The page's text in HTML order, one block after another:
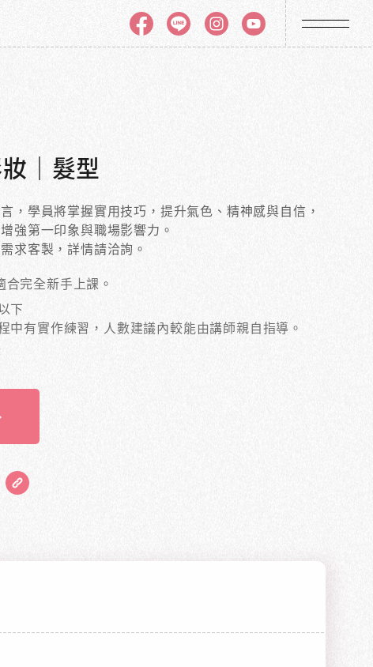
｜髮型
，學員將掌握實用技巧，提升氣色、精神感與自信，
強第一印象與職場影響力。
求客製，詳情請洽詢。
合完全新手上課。
下
中有實作練習，人數建議內較能由講師親自指導。